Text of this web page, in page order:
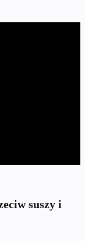
suszy i